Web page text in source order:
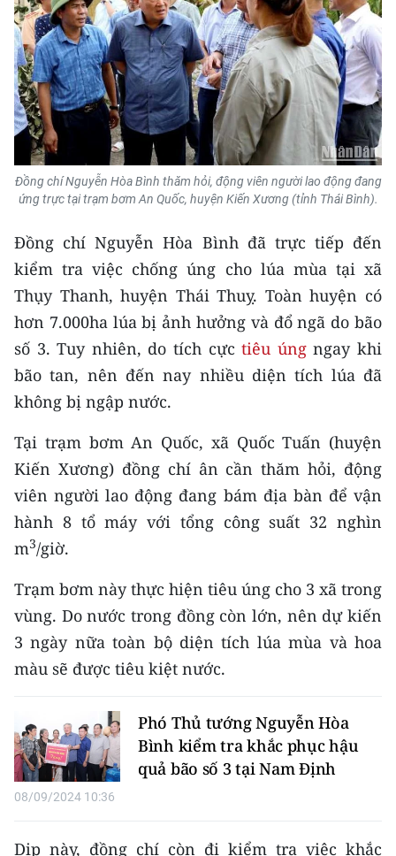
Media Xã hội
Media Pháp luật
Media Du lịch
Media Thế giới
Media Thể thao
Media Y tế
Media Khoa học - Công nghệ
Media Môi trường
Ảnh
TIN MỚI
TIN ĐỊA PHƯƠNG
Trung du và miền núi phía Bắc
Đồng bằng sông Hồng
Bắc Trung Bộ
Duyên hải Nam Trung Bộ và Tây
Đông Nam Bộ
Đồng bằng sông Cửu Long
Đồng chí Nguyễn Hòa Bình thăm hỏi, động viên người lao động đang
ứng trực tại trạm bơm An Quốc, huyện Kiến Xương (tỉnh Thái Bình).
Đồng chí Nguyễn Hòa Bình đã trực tiếp đến
kiểm tra việc chống úng cho lúa mùa tại xã
Thụy Thanh, huyện Thái Thuỵ. Toàn huyện có
hơn 7.000ha lúa bị ảnh hưởng và đổ ngã do bão
số 3. Tuy nhiên, do tích cựctiêu úngngay khi
bão tan, nên đến nay nhiều diện tích lúa đã
không bị ngập nước.
Tại trạm bơm An Quốc, xã Quốc Tuấn (huyện
Kiến Xương) đồng chí ân cần thăm hỏi, động
viên người lao động đang bám địa bàn để vận
hành 8 tổ máy với tổng công suất 32 nghìn
m3/giờ.
Trạm bơm này thực hiện tiêu úng cho 3 xã trong
vùng. Do nước trong đồng còn lớn, nên dự kiến
3 ngày nữa toàn bộ diện tích lúa mùa và hoa
màu sẽ được tiêu kiệt nước.
Phó Thủ tướng Nguyễn Hòa
Bình kiểm tra khắc phục hậu
quả bão số 3 tại Nam Định
08/09/2024 10:36
Dịp này, đồng chí còn đi kiểm tra việc khắc